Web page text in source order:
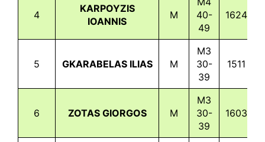
4
KARPOYZIS
IOANNIS
M
40-
49
1624
5 GKARABELAS ILIAS M
M3
30-
39
1511
6 ZOTAS GIORGOS M
M3
30-
39
1603